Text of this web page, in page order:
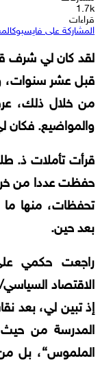
1.7k
قراءات
المشاركة على فايسبوك
لقد كان لي شرف
قبل عشر سنوات،
من خلال ذلك،
والمواضيع. فكان
قرأت تأملات ذ.
حفظت عددا من
تحفظات، منها ما
بعد حين.
راجعت حكمي
الاقتصاد السياسي
إذ تبين لي، بعد
المدرسة من حيث
الملموس“، بل